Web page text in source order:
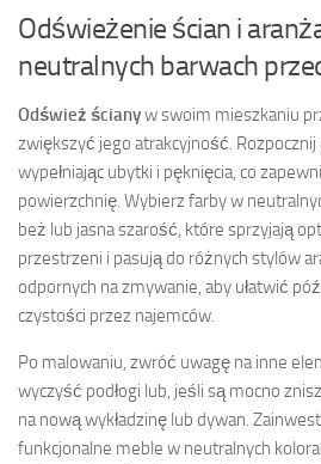
Odświeżenie ścian i
neutralnych barwach
Odśwież ścianyw swoim mieszkaniu
zwiększyć jego atrakcyjność. Rozpocznij
wypełniając ubytki i pęknięcia, co
powierzchnię. Wybierz farby w
beż lub jasna szarość, które sprzyjają
przestrzeni i pasują do różnych stylów
odpornych na zmywanie, aby ułatwić
czystości przez najemców.
Po malowaniu, zwróć uwagę na inne
wyczyść podłogi lub, jeśli są mocno
na nową wykładzinę lub dywan.
funkcjonalne meble w neutralnych